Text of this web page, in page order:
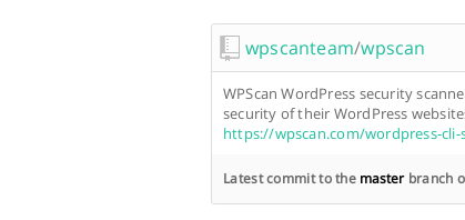
wpscanteam/wpscan
WPScan WordPress security
security of their WordPress
https://wpscan.com/wordpress-cli-
Latest commit to the masterbranch